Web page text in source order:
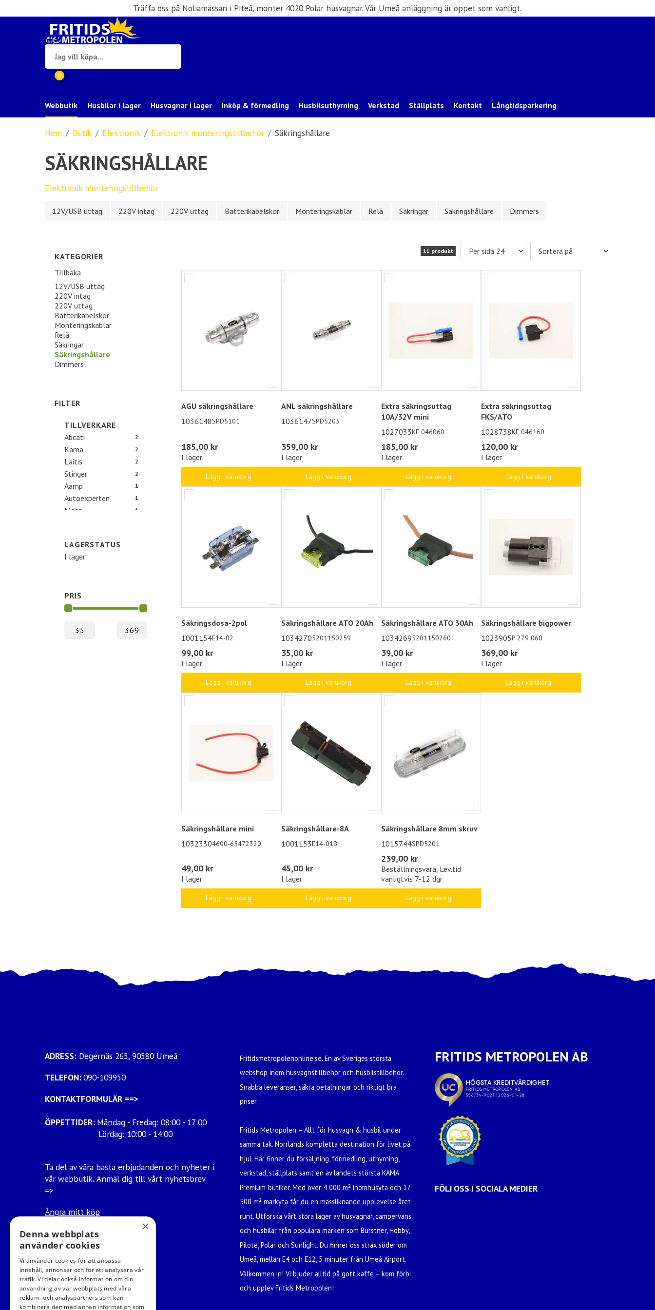
Träffa oss på Noliamässan i Piteå, monter 4020 Polar husvagnar. Vår Umeå anläggning är öppet som vanligt.
0
Webbutik Husbilar i lager Husvagnar i lager Inköp & förmedling Husbilsuthyrning Verkstad Ställplats Kontakt Långtidsparkering
Hem Butik Elektronik Elektronik monteringstillbehör Säkringshållare
SÄKRINGSHÅLLARE
Elektronik monteringstillbehör
12V/USB uttag 220V intag 220V uttag Batterikabelskor Monteringskablar Relä Säkringar Säkringshållare Dimmers
KATEGORIER
Tillbaka
12V/USB uttag
220V intag
220V uttag
Batterikabelskor
Monteringskablar
Relä
Säkringar
Säkringshållare
Dimmers
FILTER
TILLVERKARE
Abcati
2
Kama 2
Laitis 2
Stinger 2
Aamp 1
Autoexperten 1
Meca 1
LAGERSTATUS
I lager
PRIS
11 produkt
AGU säkringshållare
1036148SPD5101
185,00 kr
I lager
Lägg i varukorg
ANL säkringshållare
1036147SPD5203
359,00 kr
I lager
Lägg i varukorg
Extra säkringsuttag
10A/32V mini
1027033KF 046060
185,00 kr
I lager
Lägg i varukorg
Extra säkringsuttag
FKS/ATO
1028738KF 046160
120,00 kr
I lager
Lägg i varukorg
Säkringsdosa-2pol
1001154E14-02
99,00 kr
I lager
Lägg i varukorg
Säkringshållare ATO 20Ah
10342705201150259
35,00 kr
I lager
Lägg i varukorg
Säkringshållare ATO 30Ah
10342695201150260
39,00 kr
I lager
Lägg i varukorg
Säkringshållare bigpower
1023905P 279 060
369,00 kr
I lager
Lägg i varukorg
Säkringshållare mini
10323304600-65472320
49,00 kr
I lager
Lägg i varukorg
Säkringshållare-8A
1001153E14-01B
45,00 kr
I lager
Lägg i varukorg
Säkringshållare 8mm skruv
1015744SPD5201
239,00 kr
Beställningsvara, Lev.tid
vanligtvis 7-12 dgr
Lägg i varukorg
ADRESS: Degernäs 265, 90580 Umeå
TELEFON:090-109950
KONTAKTFORMULÄR ==>
ÖPPETTIDER: Måndag - Fredag: 08:00 - 17:00
Lördag: 10:00 - 14:00
Ta del av våra bästa erbjudanden och nyheter i
vår webbutik.Anmäl dig till vårt nyhetsbrev
=>
Ångra mitt köp
Fritidsmetropolenonline.se. En av Sveriges största
webshop inom husvagnstillbehör och husbilstillbehör.
Snabba leveranser, säkra betalningar och riktigt bra
priser.
Fritids Metropolen – Allt för husvagn & husbil under
samma tak. Norrlands kompletta destination för livet på
hjul. Här finner du försäljning, förmedling, uthyrning,
verkstad, ställplats samt en av landets största KAMA
Premium-butiker. Med över 4 000 m² inomhusyta och 17
500 m² markyta får du en mässliknande upplevelse året
runt. Utforska vårt stora lager av husvagnar, campervans
och husbilar från populära märken som Bürstner, Hobby,
Pilote, Polar och Sunlight. Du finner oss strax söder om
Umeå, mellan E4 och E12, 5 minuter från Umeå Airport.
Välkommen in! Vi bjuder alltid på gott kaffe – kom förbi
och upplev Fritids Metropolen!
FRITIDS METROPOLEN AB
FÖLJ OSS I SOCIALA MEDIER
×
Denna webbplats
använder cookies
Vi använder cookies för att anpassa
innehåll, annonser och för att analysera vår
trafik. Vi delar också information om din
användning av vår webbplats med våra
reklam- och analyspartners som kan
kombinera den med annan information som